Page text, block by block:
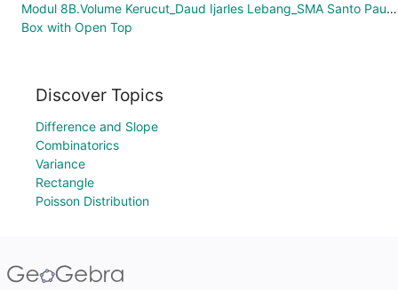
Modul 8B.Volume Kerucut_Daud Ijarles Lebang_SMA Santo Paulus Manokwari
Box with Open Top
Discover Topics
Difference and Slope
Combinatorics
Variance
Rectangle
Poisson Distribution